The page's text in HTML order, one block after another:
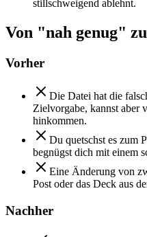
stillschweigend ablehnt.
Von "nah genug"
Vorher
Die Datei hat die
Zielvorgabe, kannst aber
hinkommen.
Du quetschst es zum
begnügst dich mit einem
Eine Änderung von
Post oder das Deck aus
Nachher